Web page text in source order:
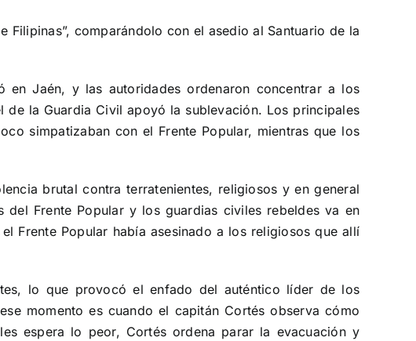
comparándolo con el asedio al Santuario de la
Jaén, y las autoridades ordenaron concentrar a los
la Guardia Civil apoyó la sublevación. Los principales
simpatizaban con el Frente Popular, mientras que los
brutal contra terratenientes, religiosos y en general
Frente Popular y los guardias civiles rebeldes va en
Frente Popular había asesinado a los religiosos que allí
lo que provocó el enfado del auténtico líder de los
momento es cuando el capitán Cortés observa cómo
espera lo peor, Cortés ordena parar la evacuación y